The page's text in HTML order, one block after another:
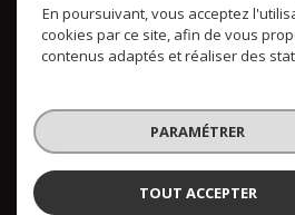
© 2026 | Tous droits
Nos honoraires
Nos partenaires
Politique RGPD
En poursuivant, vous acceptez
cookies par ce site, afin de vous
contenus adaptés et réaliser des
PARAMÉTRER
TOUT ACCEPTER